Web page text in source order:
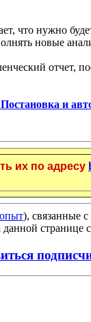
что нужно
новые
отчет,
и
их по адресу
опыт), связанные
странице